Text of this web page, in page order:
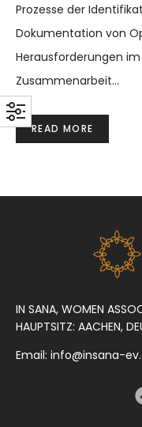
Prozesse der
Dokumentation von
Herausforderungen
Zusammenarbeit…
READ MORE
IN SANA, WOMEN
HAUPTSITZ: AACHEN,
Email: info@insana-